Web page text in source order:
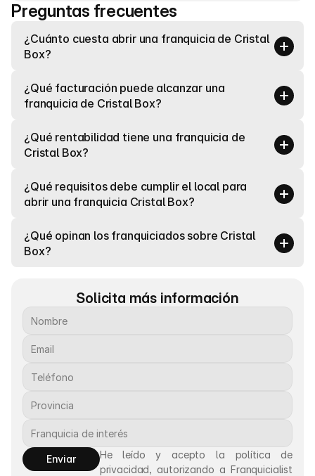
Preguntas frecuentes
¿Cuánto cuesta abrir una franquicia de Cristal
Box?
¿Qué facturación puede alcanzar una
franquicia de Cristal Box?
¿Qué rentabilidad tiene una franquicia de
Cristal Box?
¿Qué requisitos debe cumplir el local para
abrir una franquicia Cristal Box?
¿Qué opinan los franquiciados sobre Cristal
Box?
Solicita más información
Enviar
He leído y acepto la política de
privacidad, autorizando a Franquicialist